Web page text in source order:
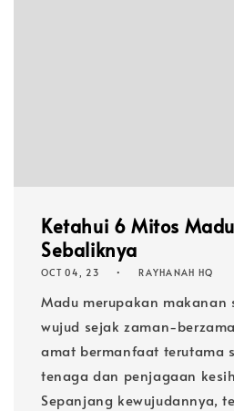
Ketahui 6 Mitos
Sebaliknya
OCT 04, 23 RAYHANAH HQ
Madu merupakan makanan
wujud sejak zaman-
amat bermanfaat terutama
tenaga dan penjagaan
Sepanjang kewujudannya,